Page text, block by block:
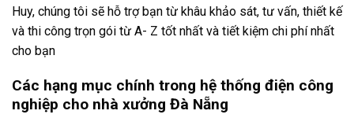
Huy, chúng tôi sẽ hỗ trợ bạn từ khâu khảo sát, tư vấn, thiết kế
và thi công trọn gói từ A- Z tốt nhất và tiết kiệm chi phí nhất
cho bạn
Các hạng mục chính trong hệ thống điện công
nghiệp cho nhà xưởng Đà Nẵng